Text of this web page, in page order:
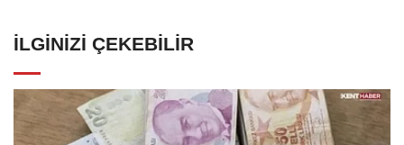
İLGINIZI ÇEKEBILIR